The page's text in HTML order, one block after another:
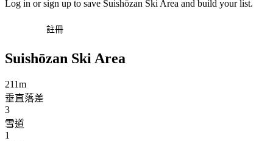
Log in or sign up to save Suishōzan Ski Area and build your list.
註冊
Suishōzan Ski Area
211m
垂直落差
3
雪道
1